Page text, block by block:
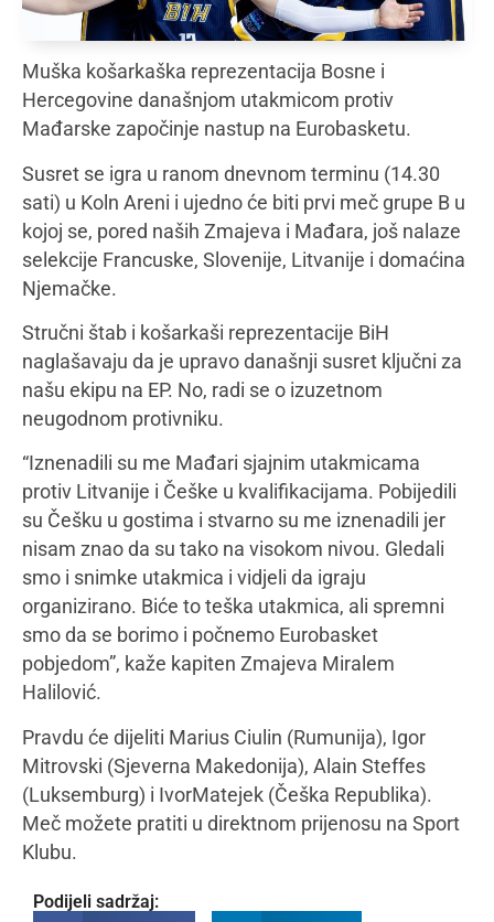
Muška košarkaška reprezentacija Bosne i
Hercegovine današnjom utakmicom protiv
Mađarske započinje nastup na Eurobasketu.
Susret se igra u ranom dnevnom terminu (14.30
sati) u Koln Areni i ujedno će biti prvi meč grupe B u
kojoj se, pored naših Zmajeva i Mađara, još nalaze
selekcije Francuske, Slovenije, Litvanije i domaćina
Njemačke.
Stručni štab i košarkaši reprezentacije BiH
naglašavaju da je upravo današnji susret ključni za
našu ekipu na EP. No, radi se o izuzetnom
neugodnom protivniku.
“Iznenadili su me Mađari sjajnim utakmicama
protiv Litvanije i Češke u kvalifikacijama. Pobijedili
su Češku u gostima i stvarno su me iznenadili jer
nisam znao da su tako na visokom nivou. Gledali
smo i snimke utakmica i vidjeli da igraju
organizirano. Biće to teška utakmica, ali spremni
smo da se borimo i počnemo Eurobasket
pobjedom”, kaže kapiten Zmajeva Miralem
Halilović.
Pravdu će dijeliti Marius Ciulin (Rumunija), Igor
Mitrovski (Sjeverna Makedonija), Alain Steffes
(Luksemburg) i IvorMatejek (Češka Republika).
Meč možete pratiti u direktnom prijenosu na Sport
Klubu.
Podijeli sadržaj: